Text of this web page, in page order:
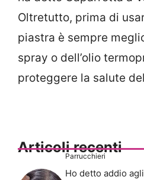
Oltretutto, prima di
piastra è sempre
spray o dell’olio
proteggere la salute
Articoli recenti
Parrucchieri
Ho detto addio